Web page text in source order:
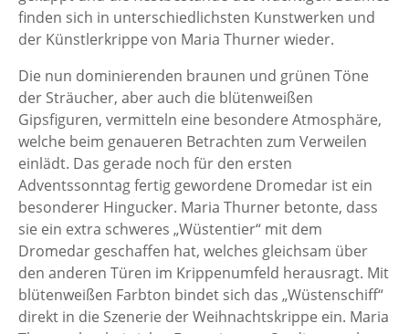
finden sich in unterschiedlichsten Kunstwerken und
der Künstlerkrippe von Maria Thurner wieder.
Die nun dominierenden braunen und grünen Töne
der Sträucher, aber auch die blütenweißen
Gipsfiguren, vermitteln eine besondere Atmosphäre,
welche beim genaueren Betrachten zum Verweilen
einlädt. Das gerade noch für den ersten
Adventssonntag fertig gewordene Dromedar ist ein
besonderer Hingucker. Maria Thurner betonte, dass
sie ein extra schweres „Wüstentier“ mit dem
Dromedar geschaffen hat, welches gleichsam über
den anderen Türen im Krippenumfeld herausragt. Mit
blütenweißen Farbton bindet sich das „Wüstenschiff“
direkt in die Szenerie der Weihnachtskrippe ein. Maria